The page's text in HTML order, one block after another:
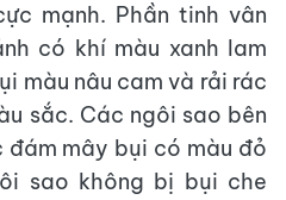
mạnh. Phần tinh vân
có khí màu xanh lam
màu nâu cam và rải rác
sắc. Các ngôi sao bên
mây bụi có màu đỏ
sao không bị bụi che